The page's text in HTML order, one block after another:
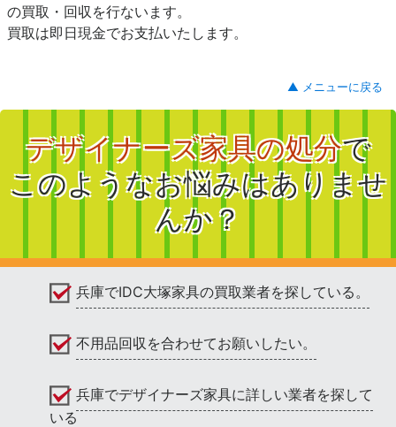
の買取・回収を行ないます。
買取は即日現金でお支払いたします。
▲ メニューに戻る
デザイナーズ家具の処分で
このようなお悩みはありませ
んか？
兵庫でIDC大塚家具の買取業者を探している。
不用品回収を合わせてお願いしたい。
兵庫でデザイナーズ家具に詳しい業者を探して
いる